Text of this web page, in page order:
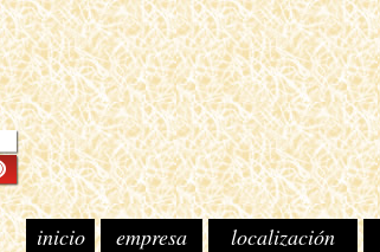
inicio empresa localización